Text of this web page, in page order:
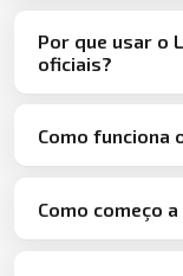
Por que usar o
oficiais?
Como funciona
Como começo